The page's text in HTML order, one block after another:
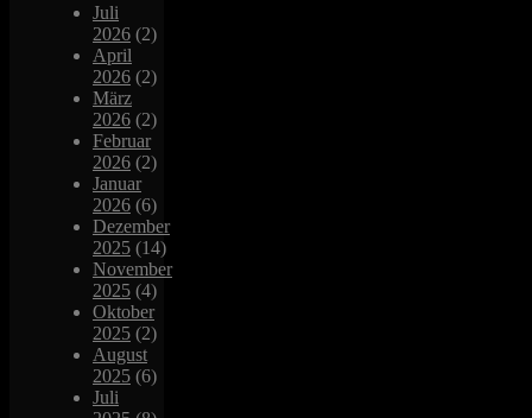
Juli
2026 (2)
April
2026 (2)
März
2026 (2)
Februar
2026 (2)
Januar
2026 (6)
Dezember
2025 (14)
November
2025 (4)
Oktober
2025 (2)
August
2025 (6)
Juli